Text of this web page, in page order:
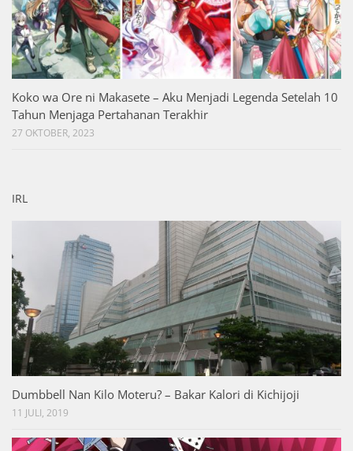
Koko wa Ore ni Makasete – Aku Menjadi Legenda Setelah 10
Tahun Menjaga Pertahanan Terakhir
27 OKTOBER, 2023
IRL
Dumbbell Nan Kilo Moteru? – Bakar Kalori di Kichijoji
11 JULI, 2019